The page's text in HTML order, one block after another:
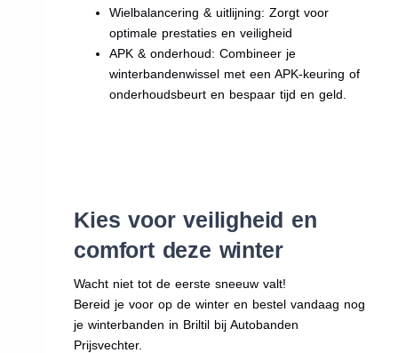
Wielbalancering & uitlijning: Zorgt voor
optimale prestaties en veiligheid
APK & onderhoud: Combineer je
winterbandenwissel met een APK-keuring of
onderhoudsbeurt en bespaar tijd en geld.
Kies voor veiligheid en
comfort deze winter
Wacht niet tot de eerste sneeuw valt!
Bereid je voor op de winter en bestel vandaag nog
je winterbanden in Briltil bij Autobanden
Prijsvechter.